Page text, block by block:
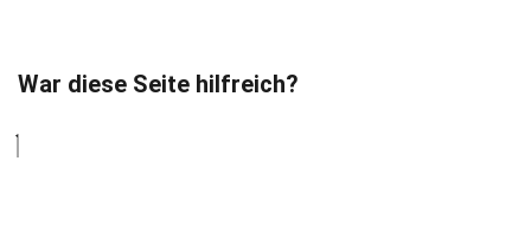
War diese Seite hilfreich?